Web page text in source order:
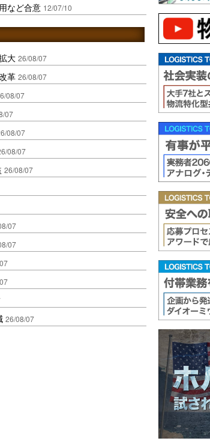
など合意 12/07/10
大 26/08/07
革 26/08/07
08/07
07
08/07
08/07
26/08/07
07
07
26/08/07